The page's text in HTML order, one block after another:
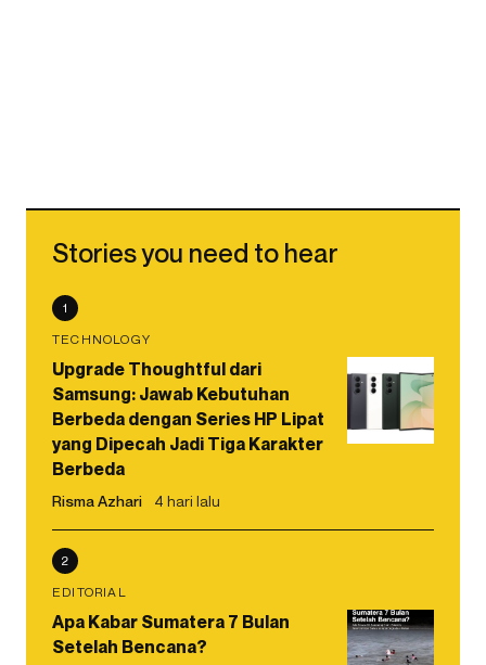
Stories you need to hear
1
TECHNOLOGY
Upgrade Thoughtful dari
Samsung: Jawab Kebutuhan
Berbeda dengan Series HP Lipat
yang Dipecah Jadi Tiga Karakter
Berbeda
Risma Azhari 4 hari lalu
2
EDITORIAL
Apa Kabar Sumatera 7 Bulan
Setelah Bencana?